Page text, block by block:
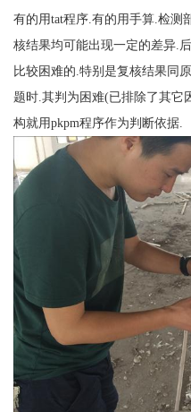
有的用tat程序.有的用手算.检测
核结果均可能出现一定的差异.
比较困难的.特别是复核结果同
题时.其判为困难(已排除了其它
构就用pkpm程序作为判断依据.